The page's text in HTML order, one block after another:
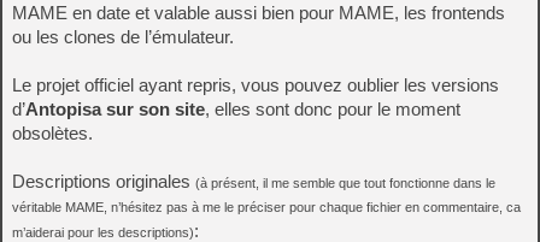
MAME en date et valable aussi bien pour MAME, les frontends
ou les clones de l’émulateur.
Le projet officiel ayant repris, vous pouvez oublier les versions
d’Antopisa sur son site, elles sont donc pour le moment
obsolètes.
Descriptions originales (à présent, il me semble que tout fonctionne dans le
véritable MAME, n’hésitez pas à me le préciser pour chaque fichier en commentaire, ca
m’aiderai pour les descriptions):